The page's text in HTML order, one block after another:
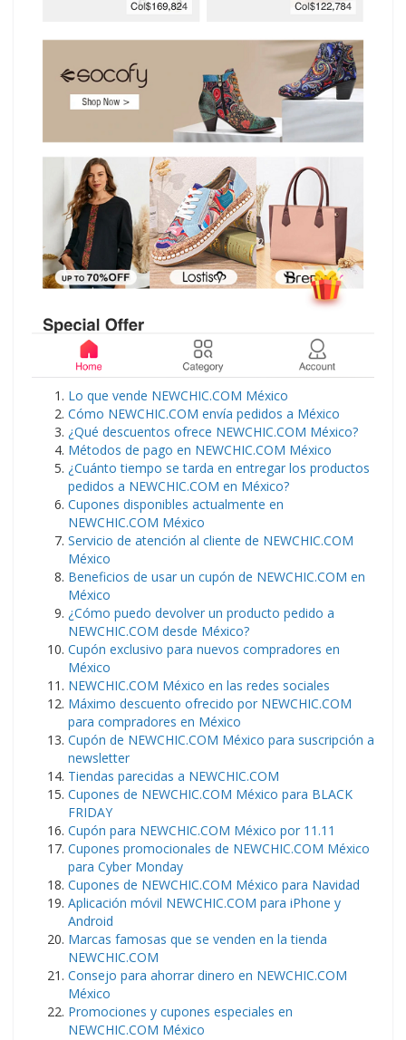
Lo que vende NEWCHIC.COM México
Cómo NEWCHIC.COM envía pedidos a México
¿Qué descuentos ofrece NEWCHIC.COM México?
Métodos de pago en NEWCHIC.COM México
¿Cuánto tiempo se tarda en entregar los productos
pedidos a NEWCHIC.COM en México?
Cupones disponibles actualmente en
NEWCHIC.COM México
Servicio de atención al cliente de NEWCHIC.COM
México
Beneficios de usar un cupón de NEWCHIC.COM en
México
¿Cómo puedo devolver un producto pedido a
NEWCHIC.COM desde México?
Cupón exclusivo para nuevos compradores en
México
NEWCHIC.COM México en las redes sociales
Máximo descuento ofrecido por NEWCHIC.COM
para compradores en México
Cupón de NEWCHIC.COM México para suscripción a
newsletter
Tiendas parecidas a NEWCHIC.COM
Cupones de NEWCHIC.COM México para BLACK
FRIDAY
Cupón para NEWCHIC.COM México por 11.11
Cupones promocionales de NEWCHIC.COM México
para Cyber Monday
Cupones de NEWCHIC.COM México para Navidad
Aplicación móvil NEWCHIC.COM para iPhone y
Android
Marcas famosas que se venden en la tienda
NEWCHIC.COM
Consejo para ahorrar dinero en NEWCHIC.COM
México
Promociones y cupones especiales en
NEWCHIC.COM México